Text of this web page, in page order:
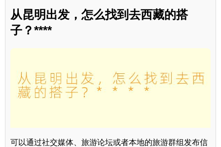
从昆明出发，怎么找到去西藏的搭
子？****
可以通过社交媒体、旅游论坛或者本地的旅游群组发布信